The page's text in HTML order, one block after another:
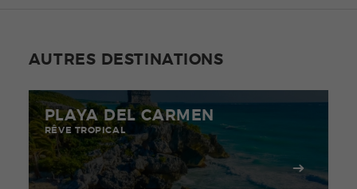
AUTRES DESTINATIONS
PLAYA DEL CARMEN
RÊVE TROPICAL